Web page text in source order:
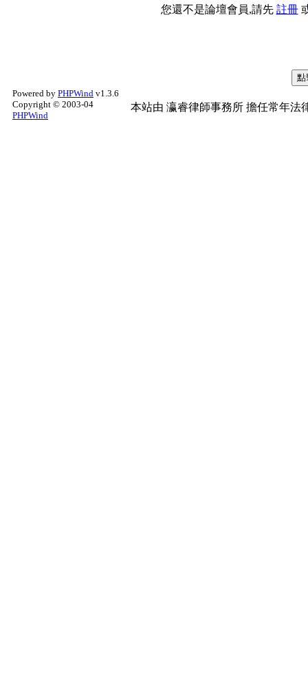
您還不是論壇會員,請先 註冊
Powered by PHPWind v1.3.6
Copyright © 2003-04
PHPWind
本站由 瀛睿律師事務所 擔任常年法